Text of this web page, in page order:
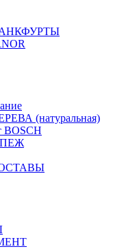
(натуральная)
BOSCH